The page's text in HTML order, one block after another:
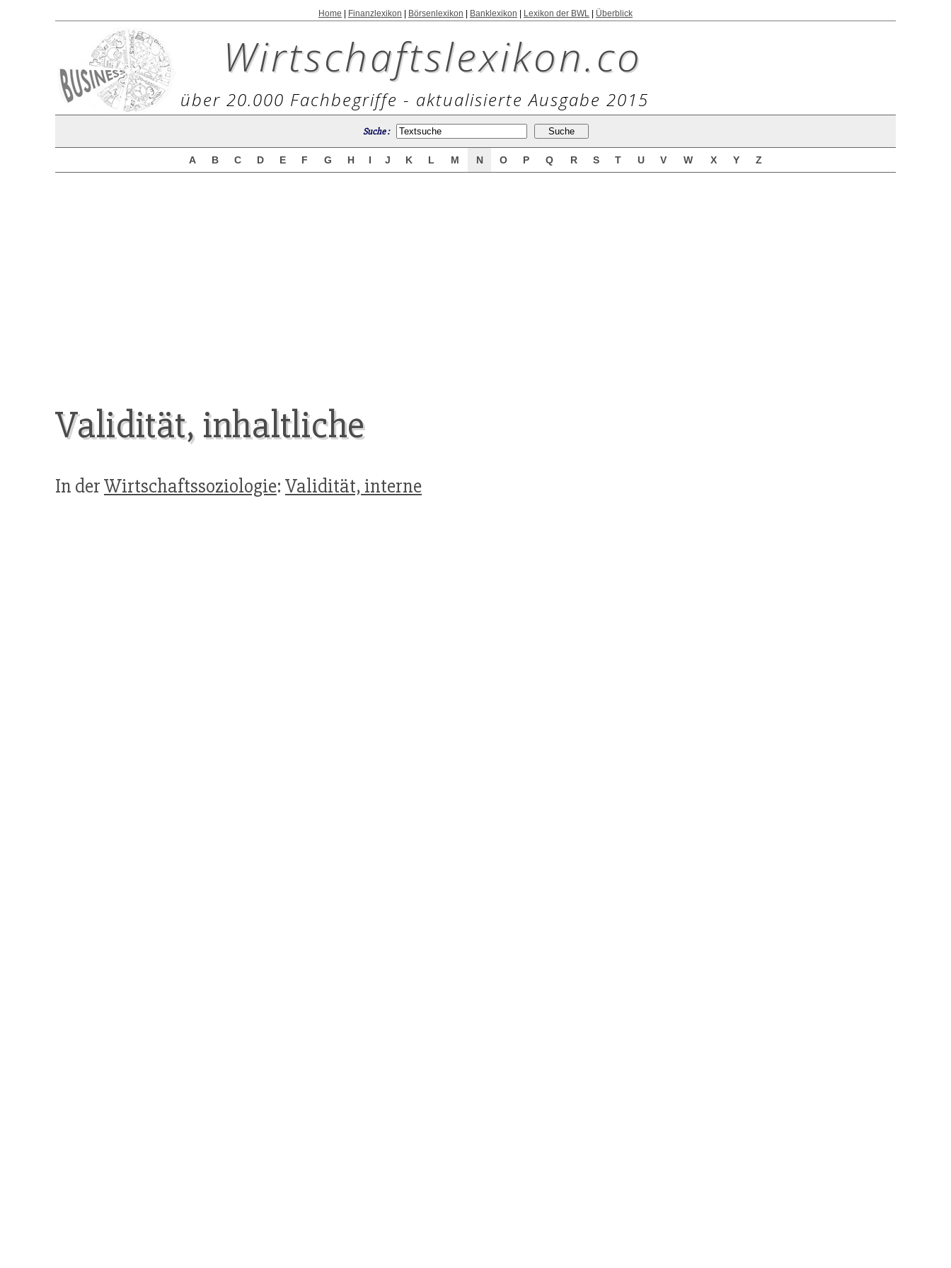
Home Finanzlexikon Börsenlexikon Banklexikon Lexikon der BWL Überblick
Wirtschaftslexikon.co
über 20.000 Fachbegriffe - aktualisierte Ausgabe 2015
Suche :
A B C D E F G H I J K L M N O P Q R S T U V W X Y Z
Validität, inhaltliche
In derWirtschaftssoziologie: Validität, interne